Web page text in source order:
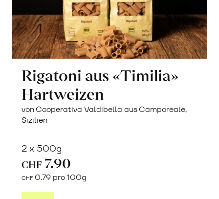
Rigatoni aus «Timilia»
Hartweizen
von Cooperativa Valdibella aus Camporeale,
Sizilien
2 x 500g
CHF 7.90
CHF 0.79 pro 100g